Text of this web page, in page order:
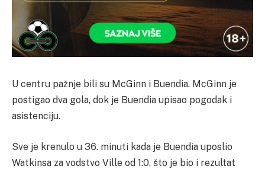
U centru pažnje bili su McGinn i Buendia. McGinn je
postigao dva gola, dok je Buendia upisao pogodak i
asistenciju.
Sve je krenulo u 36. minuti kada je Buendia uposlio
Watkinsa za vodstvo Ville od 1:0, što je bio i rezultat